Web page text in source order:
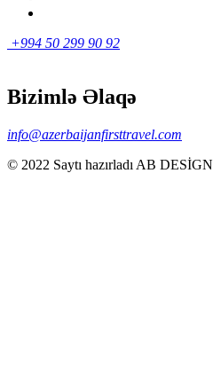
+994 50 299 90 92
Bizimlə Əlaqə
info@azerbaijanfirsttravel.com
© 2022 Saytı hazırladı AB DESİGN